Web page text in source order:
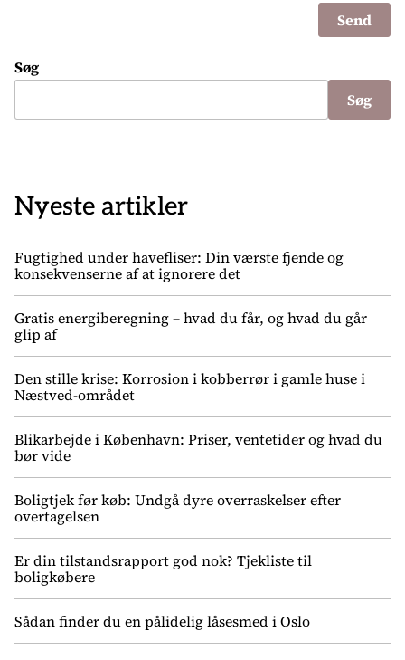
Søg
Søg
Nyeste artikler
Fugtighed under havefliser: Din værste fjende og
konsekvenserne af at ignorere det
Gratis energiberegning – hvad du får, og hvad du går
glip af
Den stille krise: Korrosion i kobberrør i gamle huse i
Næstved-området
Blikarbejde i København: Priser, ventetider og hvad du
bør vide
Boligtjek før køb: Undgå dyre overraskelser efter
overtagelsen
Er din tilstandsrapport god nok? Tjekliste til
boligkøbere
Sådan finder du en pålidelig låsesmed i Oslo